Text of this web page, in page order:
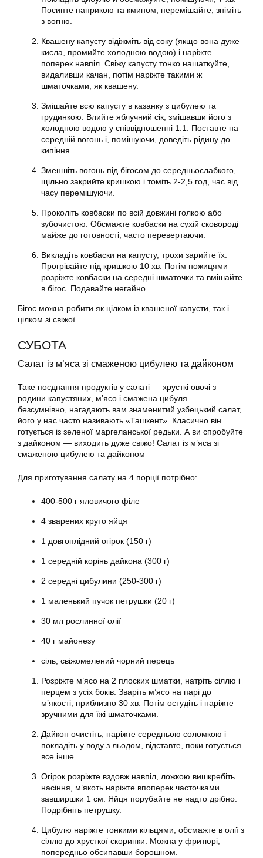
Посипте паприкою та кмином, перемішайте, зніміть
з вогню.
Квашену капусту відіжміть від соку (якщо вона дуже
кисла, промийте холодною водою) і наріжте
поперек навпіл. Свіжу капусту тонко нашаткуйте,
видаливши качан, потім наріжте такими ж
шматочками, як квашену.
Змішайте всю капусту в казанку з цибулею та
грудинкою. Влийте яблучний сік, змішавши його з
холодною водою у співвідношенні 1:1. Поставте на
середній вогонь і, помішуючи, доведіть рідину до
кипіння.
Зменшіть вогонь під бігосом до середньослабкого,
щільно закрийте кришкою і томіть 2-2,5 год, час від
часу перемішуючи.
Проколіть ковбаски по всій довжині голкою або
зубочистою. Обсмажте ковбаски на сухій сковороді
майже до готовності, часто перевертаючи.
Викладіть ковбаски на капусту, трохи зарийте їх.
Прогрівайте під кришкою 10 хв. Потім ножицями
розріжте ковбаски на середні шматочки та вмішайте
в бігос. Подавайте негайно.
Бігос можна робити як цілком із квашеної капусти, так і
цілком зі свіжої.
СУБОТА
Салат із м’яса зі смаженою цибулею та дайконом
Таке поєднання продуктів у салаті — хрусткі овочі з
родини капустяних, м’ясо і смажена цибуля —
безсумнівно, нагадають вам знаменитий узбецький салат,
його у нас часто називають «Ташкент». Класично він
готується із зеленої маргеланської редьки. А ви спробуйте
з дайконом — виходить дуже свіжо! Салат із м’яса зі
смаженою цибулею та дайконом
Для приготування салату на 4 порції потрібно:
400-500 г яловичого філе
4 зварених круто яйця
1 довгоплідний огірок (150 г)
1 середній корінь дайкона (300 г)
2 середні цибулини (250-300 г)
1 маленький пучок петрушки (20 г)
30 мл рослинної олії
40 г майонезу
сіль, свіжомелений чорний перець
Розріжте м’ясо на 2 плоских шматки, натріть сіллю і
перцем з усіх боків. Зваріть м’ясо на парі до
м’якості, приблизно 30 хв. Потім остудіть і наріжте
зручними для їжі шматочками.
Дайкон очистіть, наріжте середньою соломкою і
покладіть у воду з льодом, відставте, поки готується
все інше.
Огірок розріжте вздовж навпіл, ложкою вишкребіть
насіння, м’якоть наріжте впоперек часточками
завширшки 1 см. Яйця порубайте не надто дрібно.
Подрібніть петрушку.
Цибулю наріжте тонкими кільцями, обсмажте в олії з
сіллю до хрусткої скоринки. Можна у фритюрі,
попередньо обсипавши борошном.